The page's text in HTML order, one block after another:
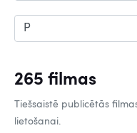
265 filmas
Tiešsaistē publicētās
lietošanai.